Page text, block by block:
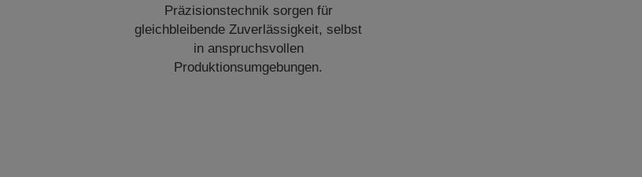
Präzisionstechnik sorgen für
gleichbleibende Zuverlässigkeit, selbst
in anspruchsvollen
Produktionsumgebungen.